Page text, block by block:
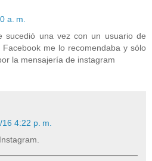
a. m.
sucedió una vez con un usuario de
me lo recomendaba y sólo
la mensajería de instagram
16 4:22 p. m.